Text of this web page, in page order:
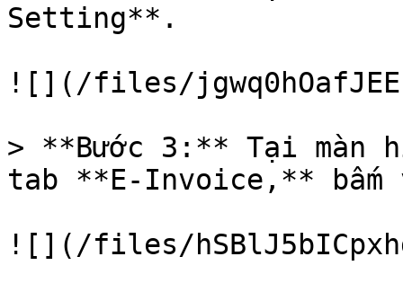
Setting**.
![](/files/
> **Bước 3:** Tại màn
tab **E-Invoice,**
![](/files/